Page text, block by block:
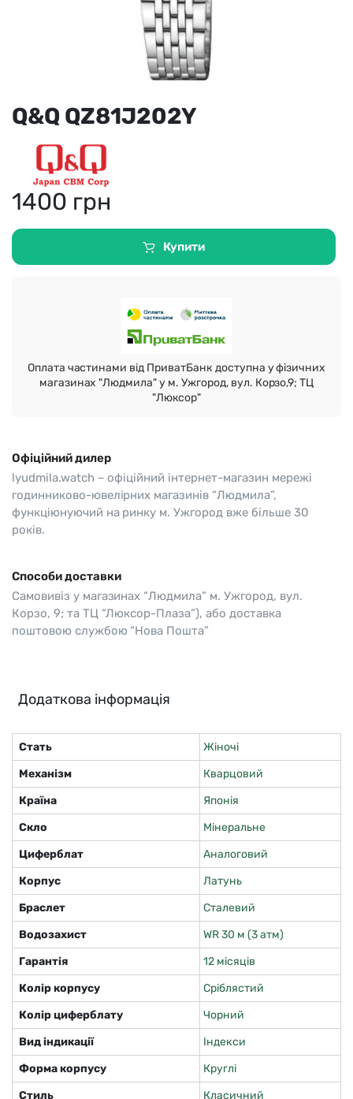
Q&Q QZ81J202Y
1400 грн
Купити
Оплата частинами від ПриватБанк доступна у фізичних
магазинах "Людмила" у м. Ужгород, вул. Корзо,9; ТЦ
"Люксор"
Офіційний дилер
lyudmila.watch – офіційний інтернет-магазин мережі
годинниково-ювелірних магазинів “Людмила”,
функціюнуючий на ринку м. Ужгород вже більше 30
років.
Способи доставки
Самовивіз у магазинах “Людмила” м. Ужгород, вул.
Корзо, 9; та ТЦ “Люксор-Плаза”), або доставка
поштовою службою “Нова Пошта”
Додаткова інформація
Стать
Жіночі
Механізм
Кварцовий
Країна
Японія
Скло
Мінеральне
Циферблат
Аналоговий
Корпус
Латунь
Браслет
Сталевий
Водозахист
WR 30 м (3 атм)
Гарантія
12 місяців
Колір корпусу
Сріблястий
Колір циферблату
Чорний
Вид індикації
Індекси
Форма корпусу
Круглі
Стиль
Класичний